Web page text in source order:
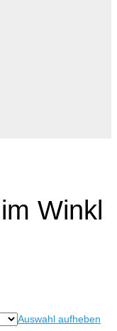
Winkl
Auswahl aufheben